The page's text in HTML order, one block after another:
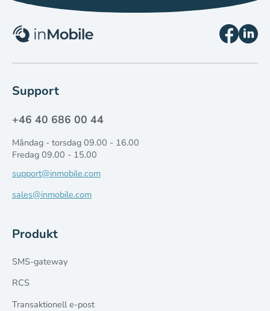
Support
+46 40 686 00 44
Måndag - torsdag 09.00 - 16.00
Fredag 09.00 - 15.00
support@inmobile.com
sales@inmobile.com
Produkt
SMS-gateway
RCS
Transaktionell e-post